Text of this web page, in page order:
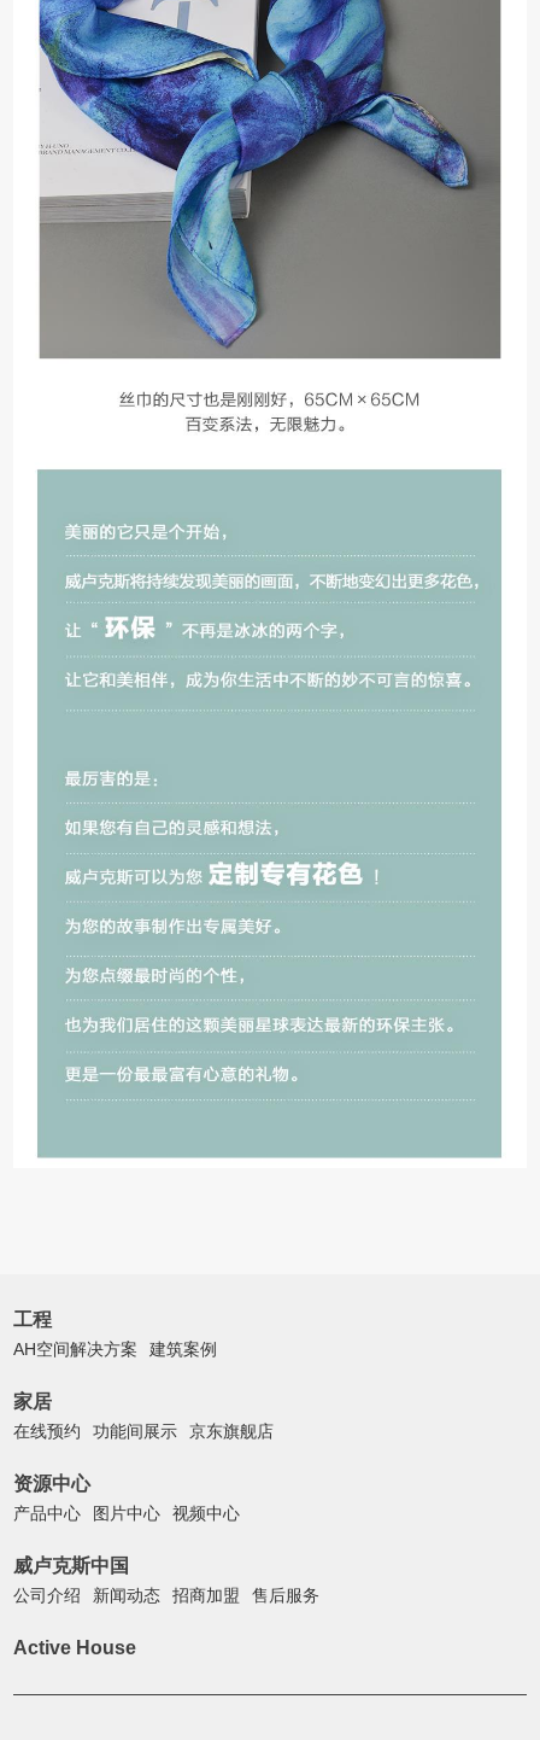
工程
AH空间解决方案 建筑案例
家居
在线预约 功能间展示 京东旗舰店
资源中心
产品中心 图片中心 视频中心
威卢克斯中国
公司介绍 新闻动态 招商加盟 售后服务
Active House